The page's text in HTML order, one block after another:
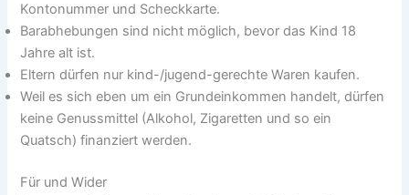
Kontonummer und Scheckkarte.
Barabhebungen sind nicht möglich, bevor das Kind 18
Jahre alt ist.
Eltern dürfen nur kind-/jugend-gerechte Waren kaufen.
Weil es sich eben um ein Grundeinkommen handelt, dürfen
keine Genussmittel (Alkohol, Zigaretten und so ein
Quatsch) finanziert werden.
Für und Wider